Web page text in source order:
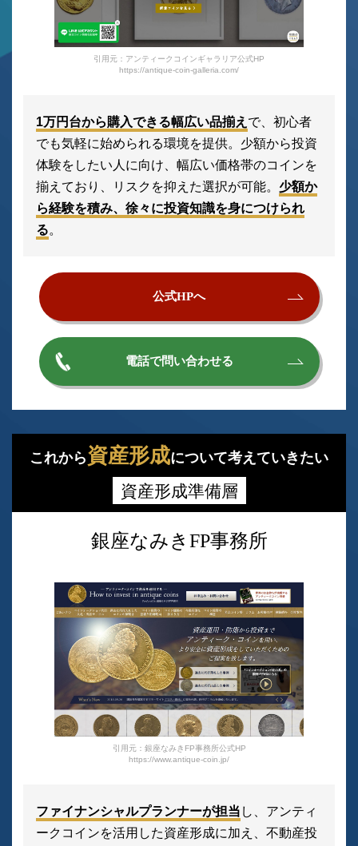
引用元：アンティークコインギャラリア公式HP
https://antique-coin-galleria.com/
1万円台から購入できる幅広い品揃え で、初心者
でも気軽に始められる環境を提供。少額から投資
体験をしたい人に向け、幅広い価格帯のコインを
揃えており、リスクを抑えた選択が可能。 少額か
ら経験を積み、徐々に投資知識を身につけられ
る。
公式HPへ
電話で問い合わせる
これから資産形成について考えていきたい
資産形成準備層
銀座なみきFP事務所
引用元：銀座なみきFP事務所公式HP
https://www.antique-coin.jp/
ファイナンシャルプランナーが担当 し、アンティ
ークコインを活用した資産形成に加え、不動産投